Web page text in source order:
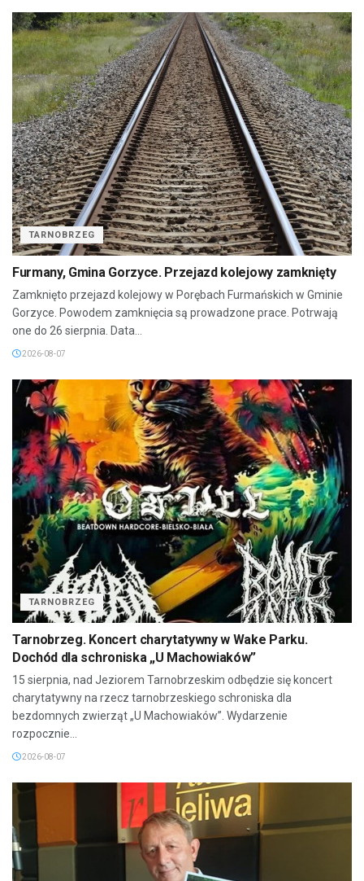
TARNOBRZEG
Furmany, Gmina Gorzyce. Przejazd kolejowy zamknięty
Zamknięto przejazd kolejowy w Porębach Furmańskich w Gminie
Gorzyce. Powodem zamknięcia są prowadzone prace. Potrwają
one do 26 sierpnia. Data...
2026-08-07
TARNOBRZEG
Tarnobrzeg. Koncert charytatywny w Wake Parku.
Dochód dla schroniska „U Machowiaków”
15 sierpnia, nad Jeziorem Tarnobrzeskim odbędzie się koncert
charytatywny na rzecz tarnobrzeskiego schroniska dla
bezdomnych zwierząt „U Machowiaków”. Wydarzenie
rozpocznie...
2026-08-07